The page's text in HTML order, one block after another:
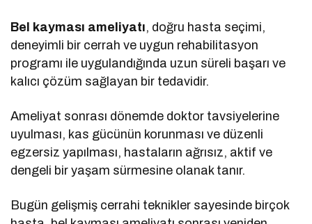
Bel kayması ameliyatı, doğru hasta seçimi,
deneyimli bir cerrah ve uygun rehabilitasyon
programı ile uygulandığında uzun süreli başarı ve
kalıcı çözüm sağlayan bir tedavidir.
Ameliyat sonrası dönemde doktor tavsiyelerine
uyulması, kas gücünün korunması ve düzenli
egzersiz yapılması, hastaların ağrısız, aktif ve
dengeli bir yaşam sürmesine olanak tanır.
Bugün gelişmiş cerrahi teknikler sayesinde birçok